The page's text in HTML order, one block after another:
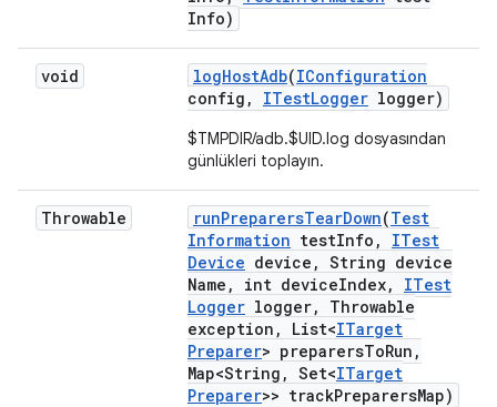
Info)
void logHostAdb(IConfiguration
config , ITestLogger logger)
$TMPDIR/adb.$UID.log dosyasından
günlükleri toplayın.
Throwable runPreparersTearDown(Test
Information testInfo ,
ITest
Device device , String device
Name , int deviceIndex,
ITest
Logger logger,
Throwable
exception , List<ITarget
Preparer> preparersToRun ,
Map<String , Set<ITarget
Preparer>> trackPreparersMap)